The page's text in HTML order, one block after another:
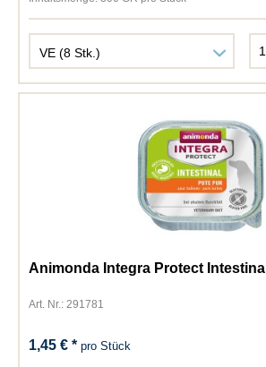
Animonda Integra Protect Intestinal
Art. Nr.: 291781
1,45 € *pro Stück